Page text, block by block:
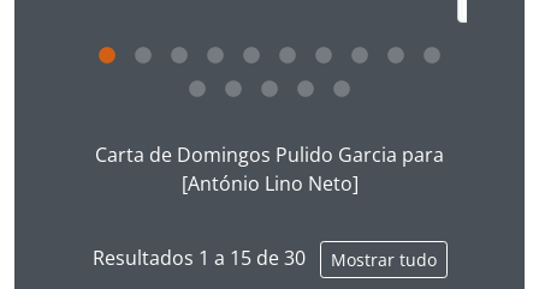
Carta de Domingos Pulido Garcia para
[António Lino Neto]
Resultados 1 a 15 de 30 Mostrar tudo